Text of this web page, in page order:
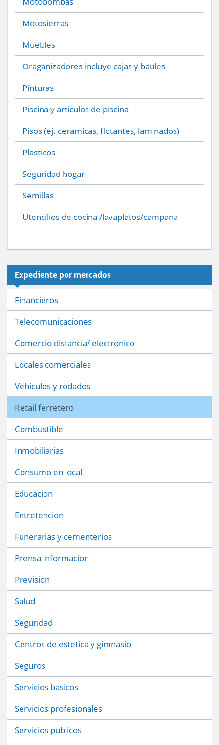
Motosierras
Muebles
Oraganizadores incluye cajas y baules
Pinturas
Piscina y articulos de piscina
Pisos (ej. ceramicas, flotantes, laminados)
Plasticos
Seguridad hogar
Semillas
Utencilios de cocina /lavaplatos/campana
Expediente por mercados
Financieros
Telecomunicaciones
Comercio distancia/ electronico
Locales comerciales
Vehiculos y rodados
Retail ferretero
Combustible
Inmobiliarias
Consumo en local
Educacion
Entretencion
Funerarias y cementerios
Prensa informacion
Prevision
Salud
Seguridad
Centros de estetica y gimnasio
Seguros
Servicios basicos
Servicios profesionales
Servicios publicos